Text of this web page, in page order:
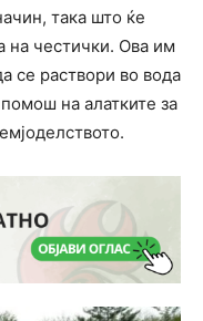
така што ќе
на честички. Ова им
се раствори во вода
на алатките за